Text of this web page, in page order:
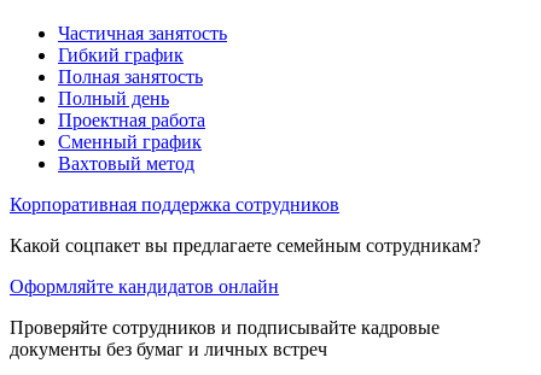
Частичная занятость
Гибкий график
Полная занятость
Полный день
Проектная работа
Сменный график
Вахтовый метод
Корпоративная поддержка сотрудников
Какой соцпакет вы предлагаете семейным сотрудникам?
Оформляйте кандидатов онлайн
Проверяйте сотрудников и подписывайте кадровые
документы без бумаг и личных встреч